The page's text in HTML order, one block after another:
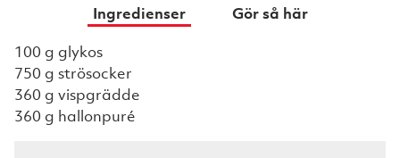
Ingredienser
Gör så här
100 g glykos
750 g strösocker
360 g vispgrädde
360 g hallonpuré